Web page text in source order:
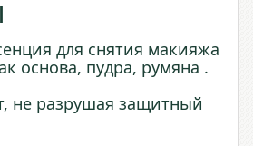
для снятия макияжа
основа, пудра, румяна .
не разрушая защитный